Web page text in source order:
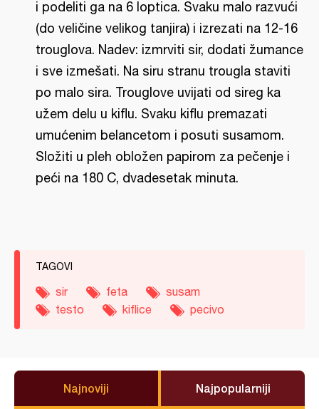
i podeliti ga na 6 loptica. Svaku malo razvući
(do veličine velikog tanjira) i izrezati na 12-16
trouglova. Nadev: izmrviti sir, dodati žumance
i sve izmešati. Na siru stranu trougla staviti
po malo sira. Trouglove uvijati od sireg ka
užem delu u kiflu. Svaku kiflu premazati
umućenim belancetom i posuti susamom.
Složiti u pleh obložen papirom za pečenje i
peći na 180 C, dvadesetak minuta.
TAGOVI
sir feta
susam
testo
kiflice pecivo
Najnoviji Najpopularniji